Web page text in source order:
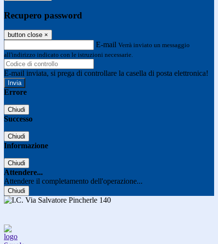
Recupero password
button close ×
E-mail Verrà inviato un messaggio
all'indirizzo indicato con le istruzioni necessarie.
E-mail inviata, si prega di controllare la casella di posta elettronica!
Errore
Chiudi
Successo
Chiudi
Informazione
Chiudi
Attendere...
Attendere il completamento dell'operazione...
Chiudi